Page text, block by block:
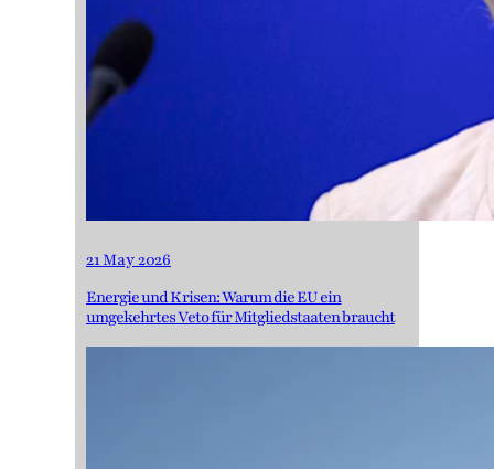
21 May 2026
Energie und Krisen: Warum die EU ein
umgekehrtes Veto für Mitgliedstaaten braucht